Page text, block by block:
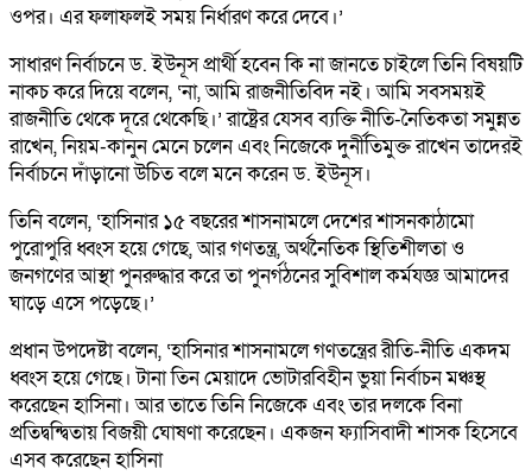
ওপর। এর ফলাফলই সময় নির্ধারণ করে দেবে।’
সাধারণ নির্বাচনে ড. ইউনূস প্রার্থী হবেন কি না জানতে চাইলে তিনি বিষয়টি
নাকচ করে দিয়ে বলেন, ‘না, আমি রাজনীতিবিদ নই। আমি সবসময়ই
রাজনীতি থেকে দূরে থেকেছি।’ রাষ্ট্রের যেসব ব্যক্তি নীতি-নৈতিকতা সমুন্নত
রাখেন, নিয়ম-কানুন মেনে চলেন এবং নিজেকে দুর্নীতিমুক্ত রাখেন তাদেরই
নির্বাচনে দাঁড়ানো উচিত বলে মনে করেন ড. ইউনূস।
তিনি বলেন, ‘হাসিনার ১৫ বছরের শাসনামলে দেশের শাসনকাঠামো
পুরোপুরি ধ্বংস হয়ে গেছে, আর গণতন্ত্র, অর্থনৈতিক স্থিতিশীলতা ও
জনগণের আস্থা পুনরুদ্ধার করে তা পুনর্গঠনের সুবিশাল কর্মযজ্ঞ আমাদের
ঘাড়ে এসে পড়েছে।’
প্রধান উপদেষ্টা বলেন, ‘হাসিনার শাসনামলে গণতন্ত্রের রীতি-নীতি একদম
ধ্বংস হয়ে গেছে। টানা তিন মেয়াদে ভোটারবিহীন ভুয়া নির্বাচন মঞ্চস্থ
করেছেন হাসিনা। আর তাতে তিনি নিজেকে এবং তার দলকে বিনা
প্রতিদ্বন্দ্বিতায় বিজয়ী ঘোষণা করেছেন। একজন ফ্যাসিবাদী শাসক হিসেবে
এসব করেছেন হাসিনা